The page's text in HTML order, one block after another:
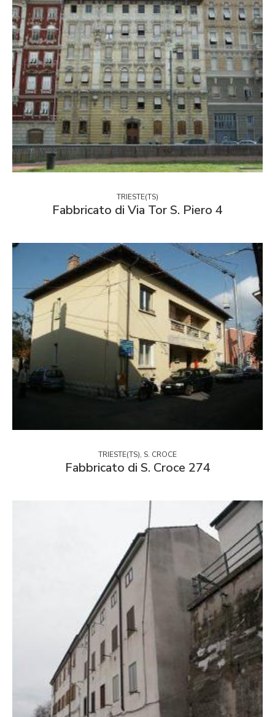
TRIESTE(TS)
Fabbricato di Via Tor S. Piero 4
TRIESTE(TS), S. CROCE
Fabbricato di S. Croce 274